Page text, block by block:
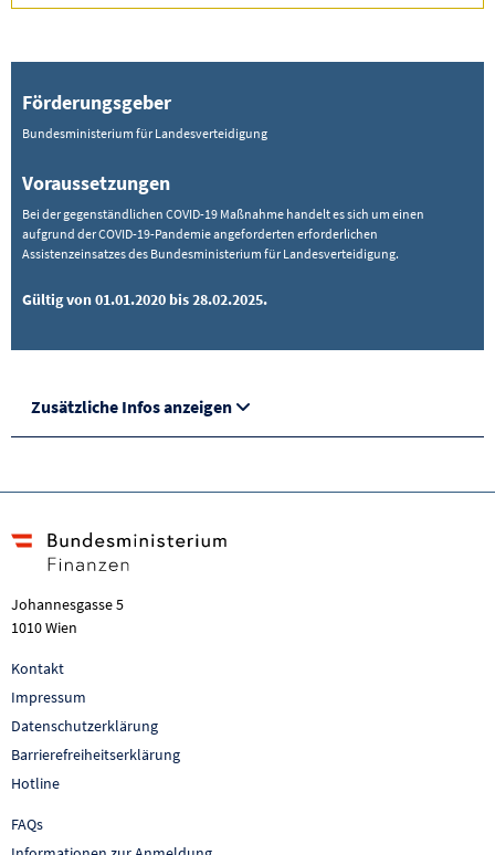
Förderungsgeber
Bundesministerium für Landesverteidigung
Voraussetzungen
Bei der gegenständlichen COVID-19 Maßnahme handelt es sich um einen
aufgrund der COVID-19-Pandemie angeforderten erforderlichen
Assistenzeinsatzes des Bundesministerium für Landesverteidigung.
Gültig von 01.01.2020 bis 28.02.2025.
Zusätzliche Infos anzeigen
Johannesgasse 5
1010 Wien
Kontakt
Impressum
Datenschutzerklärung
Barrierefreiheitserklärung
Hotline
FAQs